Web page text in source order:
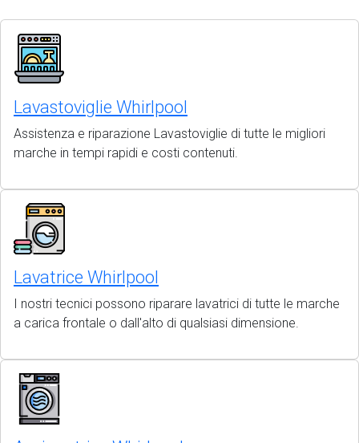
Lavastoviglie Whirlpool
Assistenza e riparazione Lavastoviglie di tutte le migliori
marche in tempi rapidi e costi contenuti.
Lavatrice Whirlpool
I nostri tecnici possono riparare lavatrici di tutte le marche
a carica frontale o dall'alto di qualsiasi dimensione.